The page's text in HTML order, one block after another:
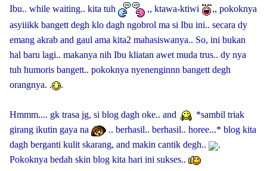
Ibu.. while waiting.. kita tuh
,, ktawa-ktiwi
,, pokoknya
asyiiikk bangett degh klo dagh ngobrol ma si Ibu ini.. secara dy
emang akrab and gaul ama kita2 mahasiswanya.. So, ini bukan
hal baru lagi.. makanya nih Ibu kliatan awet muda trus.. dy nya
tuh humoris bangett.. pokoknya nyenenginnn bangett degh
orangnya. .
.
Hmmm.... gk trasa jg, si blog dagh oke.. and
*sambil triak
girang ikutin gaya na
.. berhasil.. berhasil.. horee...* blog kita
dagh berganti kulit skarang, and makin cantik degh..
.
Pokoknya bedah skin blog kita hari ini sukses..